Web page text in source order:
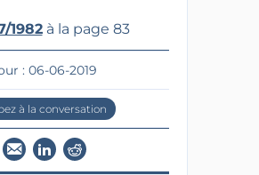
1982à la page 83
: 06-06-2019
à la conversation